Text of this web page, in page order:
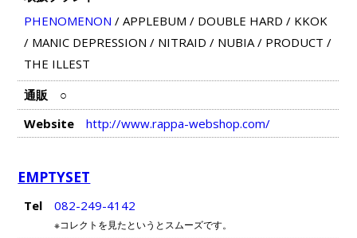
PHENOMENON / APPLEBUM / DOUBLE HARD / KKOK
/ MANIC DEPRESSION / NITRAID / NUBIA/ PRODUCT /
THE ILLEST
通販
○
Website
http://www.rappa-webshop.com/
EMPTYSET
Tel 082-249-4142
※コレクトを見たというとスムーズです。